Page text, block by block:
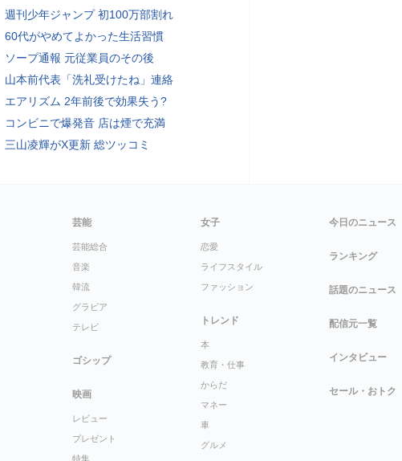
週刊少年ジャンプ 初100万部割れ
60代がやめてよかった生活習慣
ソープ通報 元従業員のその後
山本前代表「洗礼受けたね」連絡
エアリズム 2年前後で効果失う?
コンビニで爆発音 店は煙で充満
三山凌輝がX更新 総ツッコミ
芸能
芸能総合
音楽
韓流
グラビア
テレビ
ゴシップ
映画
レビュー
プレゼント
特集
女子
恋愛
ライフスタイル
ファッション
トレンド
本
教育・仕事
からだ
マネー
車
グルメ
今日のニュース
ランキング
話題のニュース
配信元一覧
インタビュー
セール・おトク